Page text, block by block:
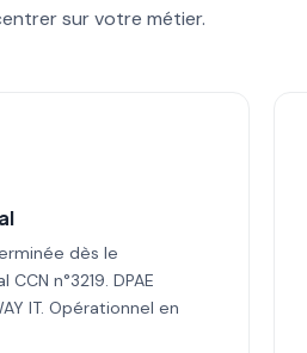
sur votre métier.
dès le
n°3219. DPAE
IT. Opérationnel en